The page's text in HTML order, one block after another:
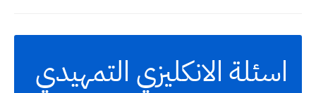
اسئلة الانكليزي التمهيدي